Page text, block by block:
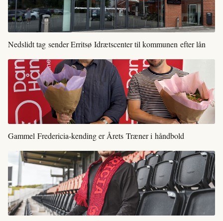
Nedslidt tag sender Erritsø Idrætscenter til kommunen efter lån
Gammel Fredericia-kending er Årets Træner i håndbold